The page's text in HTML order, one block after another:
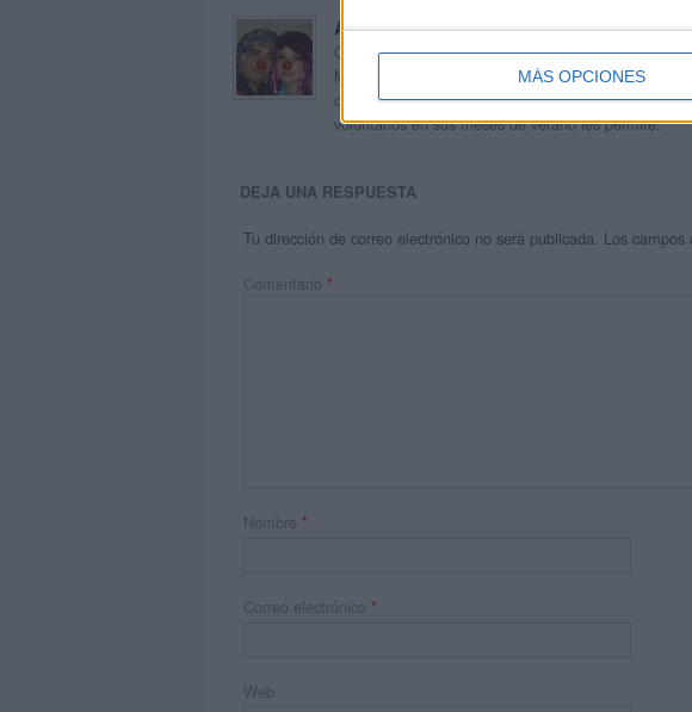
MÁS OPCIONES
Acerca de orientacionandujar
Orientación Andújar no es solo un blog, es la
Maribel, que además de ser pareja, son los
dentro del blog y en el cual, vuelcan la mayor
voluntarios en sus meses de verano les permite.
DEJA UNA RESPUESTA
Tu dirección de correo electrónico no será publicada. Los campos
Comentario *
Nombre *
Correo electrónico *
Web